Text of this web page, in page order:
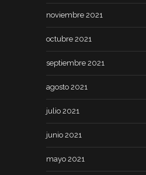
noviembre 2021
octubre 2021
septiembre 2021
agosto 2021
julio 2021
junio 2021
mayo 2021